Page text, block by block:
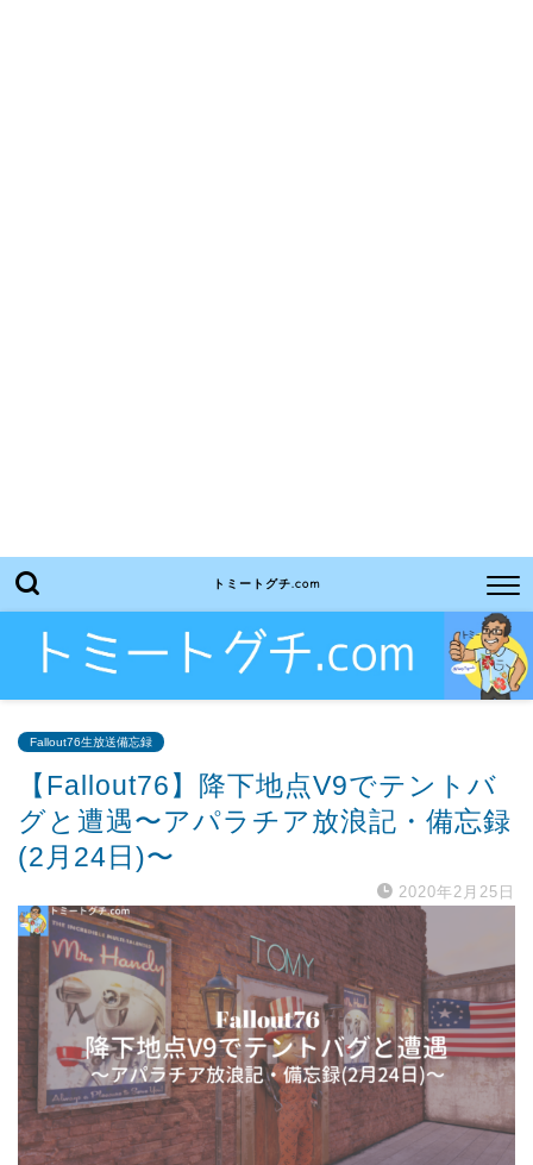
トミートグチ.com
Fallout76生放送備忘録
【Fallout76】降下地点V9でテントバ
グと遭遇〜アパラチア放浪記・備忘録
(2月24日)〜
2020年2月25日